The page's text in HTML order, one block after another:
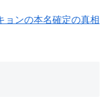
ョンの本名確定の真相